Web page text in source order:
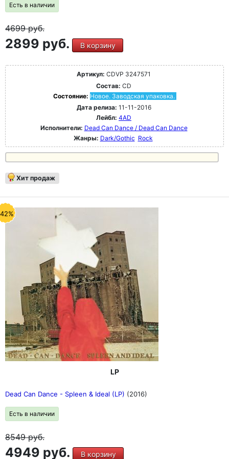
Есть в наличии
4699руб.
2899 руб. В корзину
Артикул: CDVP 3247571
Состав: CD
Состояние: Новое. Заводская упаковка.
Дата релиза: 11-11-2016
Лейбл: 4AD
Исполнители: Dead Can Dance / Dead Can Dance
Жанры: Dark/Gothic Rock
Хит продаж
LP
Dead Can Dance - Spleen & Ideal (LP) (2016)
Есть в наличии
8549руб.
4949 руб. В корзину